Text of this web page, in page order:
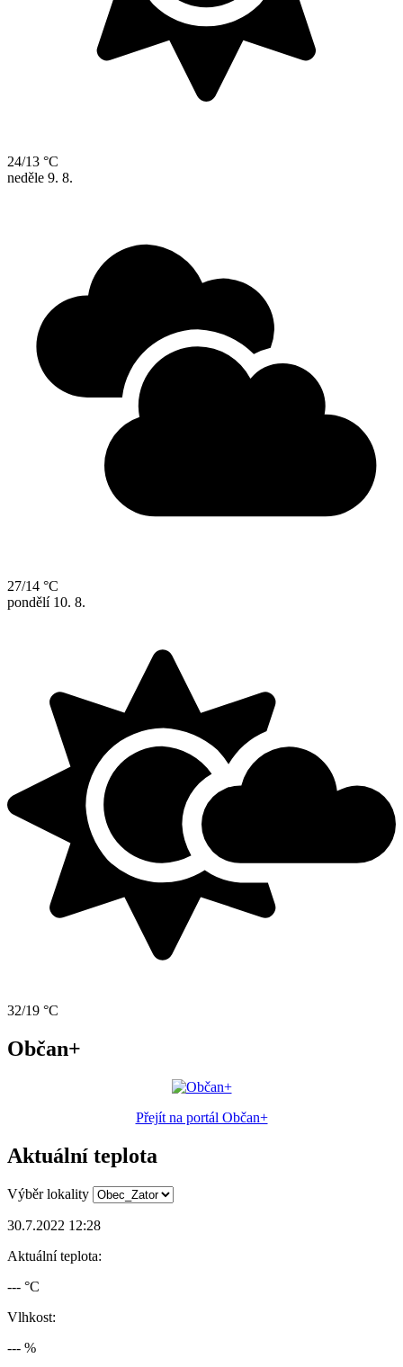
24/13 °C
neděle 9. 8.
27/14 °C
pondělí 10. 8.
32/19 °C
Občan+
Přejít na portál Občan+
Aktuální teplota
Výběr lokality
30.7.2022 12:28
Aktuální teplota:
--- °C
Vlhkost:
--- %